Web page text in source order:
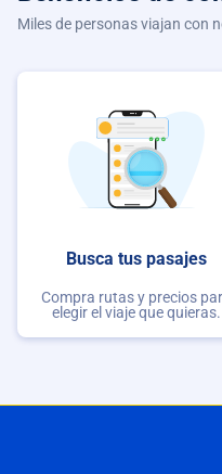
Miles de personas viajan con
Busca tus pasajes
Compra rutas y precios
elegir el viaje que quieras.